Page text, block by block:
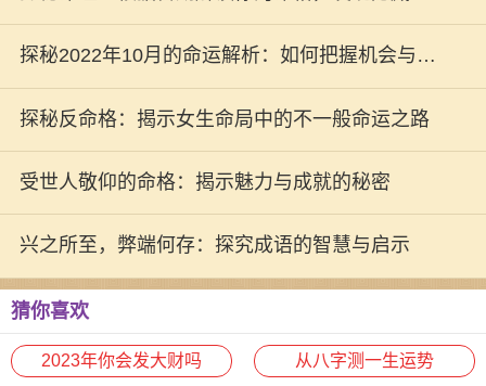
自我
探秘2022年10月的命运解析：如何把握机会与挑
战？
探秘反命格：揭示女生命局中的不一般命运之路
受世人敬仰的命格：揭示魅力与成就的秘密
兴之所至，弊端何存：探究成语的智慧与启示
猜你喜欢
2023年你会发大财吗 从八字测一生运势